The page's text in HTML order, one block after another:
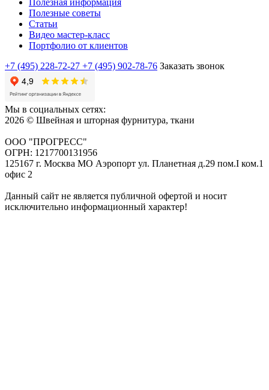
Полезная информация
Полезные советы
Статьи
Видео мастер-класс
Портфолио от клиентов
+7 (495) 228-72-27 +7 (495) 902-78-76 Заказать звонок
Мы в социальных сетях:
2026 © Швейная и шторная фурнитура, ткани
ООО "ПРОГРЕСС"
ОГРН: 1217700131956
125167 г. Москва МО Аэропорт ул. Планетная д.29 пом.I ком.1
офис 2
Данный сайт не является публичной офертой и носит
исключительно информационный характер!